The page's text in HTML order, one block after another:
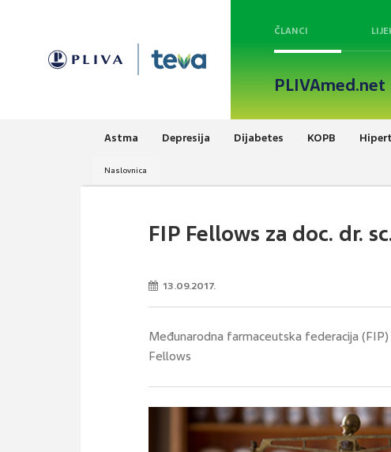
ČLANCI
PLIVAmed.net
Astma Depresija Dijabetes KOPB
Naslovnica
FIP Fellows za doc. dr.
13.09.2017.
Međunarodna farmaceutska federacija
Fellows